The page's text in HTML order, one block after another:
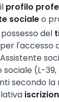
profilo
socialeo
del
l'accesso
sociale (L-
secondo